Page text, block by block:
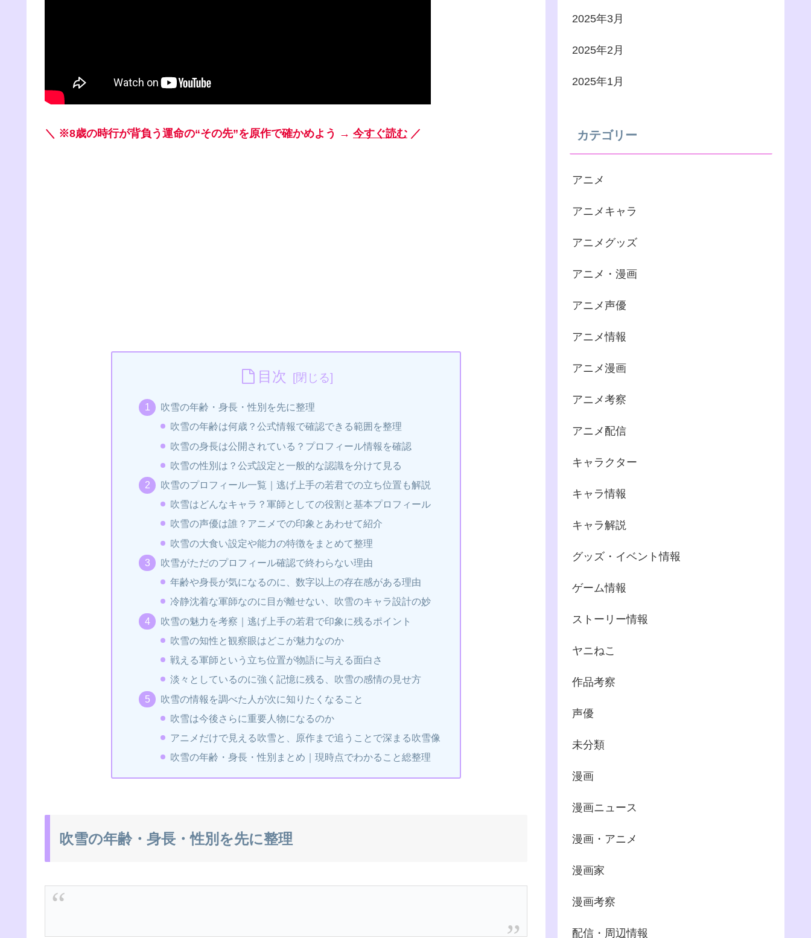
＼ ※8歳の時行が背負う運命の“その先”を原作で確かめよう → 今すぐ読む ／
目次
吹雪の年齢・身長・性別を先に整理
吹雪の年齢は何歳？公式情報で確認できる範囲を整理
吹雪の身長は公開されている？プロフィール情報を確認
吹雪の性別は？公式設定と一般的な認識を分けて見る
吹雪のプロフィール一覧｜逃げ上手の若君での立ち位置も解説
吹雪はどんなキャラ？軍師としての役割と基本プロフィール
吹雪の声優は誰？アニメでの印象とあわせて紹介
吹雪の大食い設定や能力の特徴をまとめて整理
吹雪がただのプロフィール確認で終わらない理由
年齢や身長が気になるのに、数字以上の存在感がある理由
冷静沈着な軍師なのに目が離せない、吹雪のキャラ設計の妙
吹雪の魅力を考察｜逃げ上手の若君で印象に残るポイント
吹雪の知性と観察眼はどこが魅力なのか
戦える軍師という立ち位置が物語に与える面白さ
淡々としているのに強く記憶に残る、吹雪の感情の見せ方
吹雪の情報を調べた人が次に知りたくなること
吹雪は今後さらに重要人物になるのか
アニメだけで見える吹雪と、原作まで追うことで深まる吹雪像
吹雪の年齢・身長・性別まとめ｜現時点でわかること総整理
吹雪の年齢・身長・性別を先に整理
2025年3月
2025年2月
2025年1月
カテゴリー
アニメ
アニメキャラ
アニメグッズ
アニメ・漫画
アニメ声優
アニメ情報
アニメ漫画
アニメ考察
アニメ配信
キャラクター
キャラ情報
キャラ解説
グッズ・イベント情報
ゲーム情報
ストーリー情報
ヤニねこ
作品考察
声優
未分類
漫画
漫画ニュース
漫画・アニメ
漫画家
漫画考察
配信・周辺情報